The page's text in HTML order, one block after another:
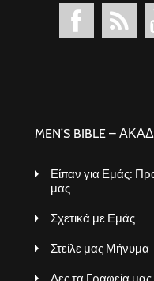
MEN’S BIBLE –
Είπαν για Εμάς:
μας
Σχετικά με Εμάς
Στείλε μας Μήνυμα
Δες τα Γραφεία μας